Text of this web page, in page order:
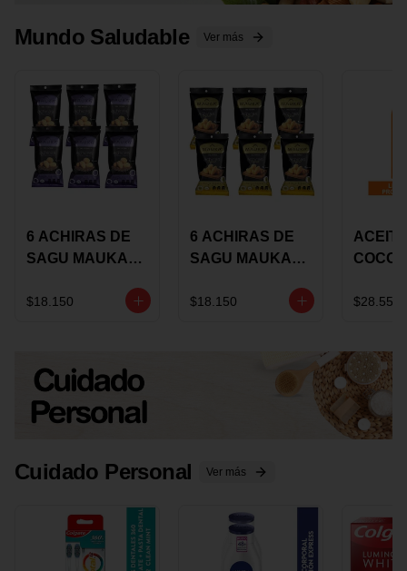
Mundo Saludable Ver más
6 ACHIRAS DE
SAGU MAUKA
$18.150
6 ACHIRAS DE
SAGU MAUKA
GRS
$18.150
COCO
150G
$28.550
Cuidado Personal Ver más